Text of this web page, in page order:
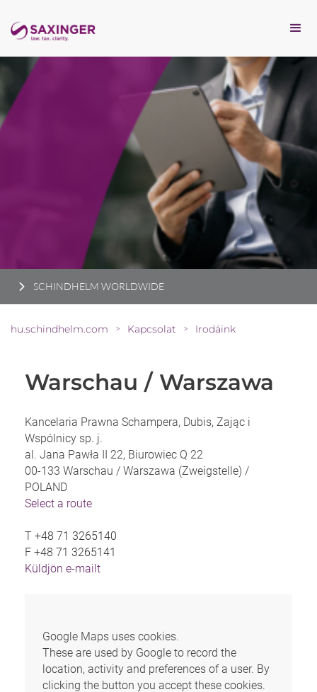
SCHINDHELM WORLDWIDE
hu.schindhelm.com > Kapcsolat > Irodáink
Warschau / Warszawa
Kancelaria Prawna Schampera, Dubis, Zając i
Wspólnicy sp. j.
al. Jana Pawła II 22, Biurowiec Q 22
00-133 Warschau / Warszawa (Zweigstelle) /
POLAND
Select a route
T +48 71 3265140
F +48 71 3265141
Küldjön e-mailt
Google Maps uses cookies.
These are used by Google to record the
location, activity and preferences of a user. By
clicking the button you accept these cookies.